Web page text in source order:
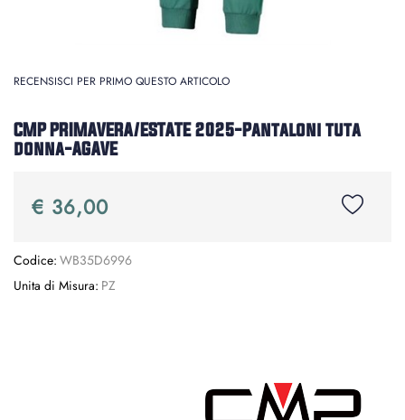
RECENSISCI PER PRIMO QUESTO ARTICOLO
CMP PRIMAVERA/ESTATE 2025-Pantaloni tuta
donna-AGAVE
€ 36,00
Codice: WB35D6996
Unita di Misura: PZ